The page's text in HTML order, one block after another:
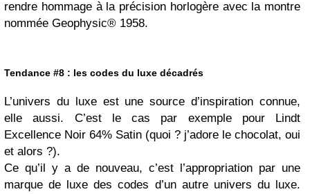
rendre hommage à la précision horlogère avec la montre
nommée Geophysic® 1958.
Tendance #8 : les codes du luxe décadrés
L’univers du luxe est une source d’inspiration connue,
elle aussi. C’est le cas par exemple pour Lindt
Excellence Noir 64% Satin (quoi ? j’adore le chocolat, oui
et alors ?).
Ce qu’il y a de nouveau, c’est l’appropriation par une
marque de luxe des codes d’un autre univers du luxe.